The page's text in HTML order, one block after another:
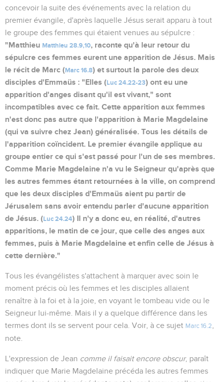
concevoir la suite des événements avec la relation du
premier évangile, d'après laquelle Jésus serait apparu à tout
le groupe des femmes qui étaient venues au sépulcre :
"Matthieu Matthieu 28.9,10, raconte qu'à leur retour du
sépulcre ces femmes eurent une apparition de Jésus. Mais
le récit de Marc (Marc 16.8) et surtout la parole des deux
disciples d'Emmaüs : "Elles (Luc 24.22-23) ont eu une
apparition d'anges disant qu'il est vivant," sont
incompatibles avec ce fait. Cette apparition aux femmes
n'est donc pas autre que l'apparition à Marie Magdelaine
(qui va suivre chez Jean) généralisée. Tous les détails de
l'apparition coïncident. Le premier évangile applique au
groupe entier ce qui s'est passé pour l'un de ses membres.
Comme Marie Magdelaine n'a vu le Seigneur qu'après que
les autres femmes étant retournées à la ville, on comprend
que les deux disciples d'Emmaüs aient pu partir de
Jérusalem sans avoir entendu parler d'aucune apparition
de Jésus. (Luc 24.24) Il n'y a donc eu, en réalité, d'autres
apparitions, le matin de ce jour, que celle des anges aux
femmes, puis à Marie Magdelaine et enfin celle de Jésus à
cette dernière."
Tous les évangélistes s'attachent à marquer avec soin le
moment précis où les femmes et les disciples allaient
renaître à la foi et à la joie, en voyant le tombeau vide ou le
Seigneur lui-même. Mais il y a quelque différence dans les
termes dont ils se servent pour cela. Voir, à ce sujet Marc 16.2
note.
L'expression de Jean comme il faisait encore obscur, paraît
indiquer que Marie Magdelaine précéda les autres femmes